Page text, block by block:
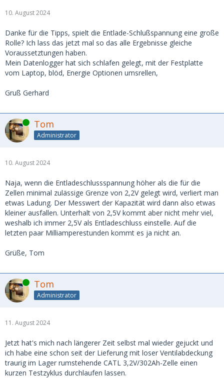
10. August 2024
Danke für die Tipps, spielt die Entlade-Schlußspannung eine große
Rolle? Ich lass das jetzt mal so das alle Ergebnisse gleiche
Voraussetztungen haben.
Mein Datenlogger hat sich schlafen gelegt, mit der Festplatte
vom Laptop, blöd, Energie Optionen umsrellen,
Gruß Gerhard
Online Tom
Administrator
10. August 2024
Naja, wenn die Entladeschlussspannung höher als die für die
Zellen minimal zulässige Grenze von 2,2V gelegt wird, verliert man
etwas Ladung. Der Messwert der Kapazität wird dann also etwas
kleiner ausfallen. Unterhalt von 2,5V kommt aber nicht mehr viel,
weshalb ich immer 2,5V als Entladeschluss einstelle. Auf die
letzten paar Milliamperestunden kommt es ja nicht an.
Grüße, Tom
Online Tom
Administrator
11. August 2024
Jetzt hat's mich nach längerer Zeit selbst mal wieder gejuckt und
ich habe eine schon seit der Lieferung mit loser Ventilabdeckung
traurig im Lager rumstehende CATL 3,2V/302Ah-Zelle einen
kurzen Testzyklus durchlaufen lassen.